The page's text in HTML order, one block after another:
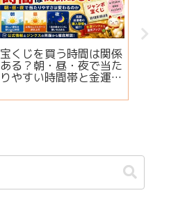
宝くじを買う時間は関係
ある？朝・昼・夜で当た
りやすい時間帯と金運ジ